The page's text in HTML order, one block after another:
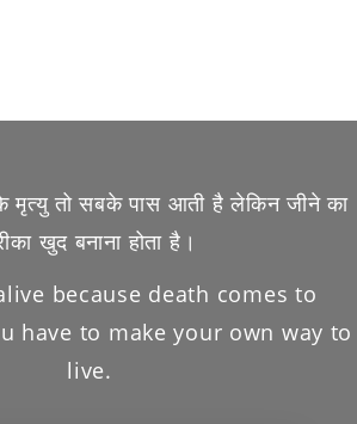
मृत्यु तो सबके पास आती है लेकिन जीने का
खुद बनाना होता है।
because death comes to
have to make your own way to
live.